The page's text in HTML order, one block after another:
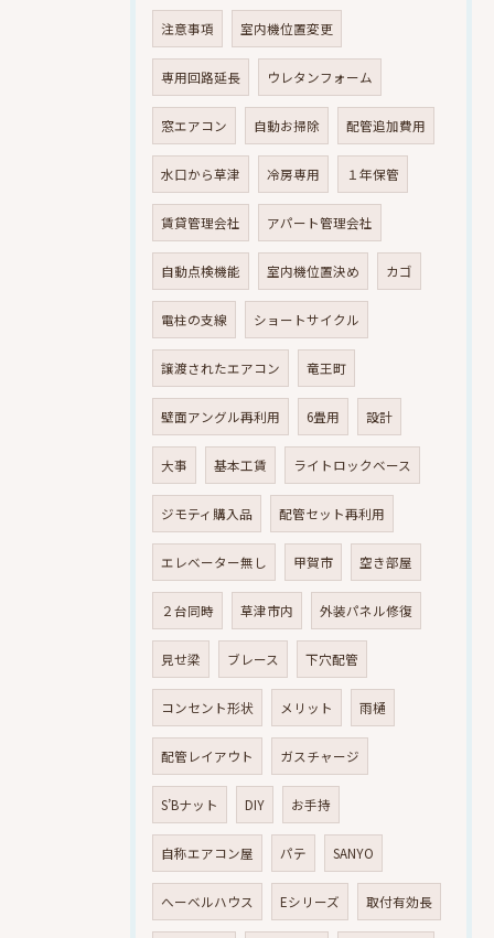
注意事項 室内機位置変更
専用回路延長 ウレタンフォーム
窓エアコン 自動お掃除 配管追加費用
水口から草津 冷房専用 １年保管
賃貸管理会社 アパート管理会社
自動点検機能 室内機位置決め カゴ
電柱の支線 ショートサイクル
譲渡されたエアコン 竜王町
壁面アングル再利用 6畳用 設計
大事 基本工賃 ライトロックベース
ジモティ購入品 配管セット再利用
エレベーター無し 甲賀市 空き部屋
２台同時 草津市内 外装パネル修復
見せ梁 ブレース 下穴配管
コンセント形状 メリット 雨樋
配管レイアウト ガスチャージ
S’Bナット DIY お手持
自称エアコン屋 パテ SANYO
へーベルハウス Eシリーズ 取付有効長